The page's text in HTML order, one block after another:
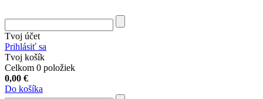
Tvoj účet
Prihlásiť sa
Tvoj košík
Celkom 0 položiek
0,00 €
Do košíka